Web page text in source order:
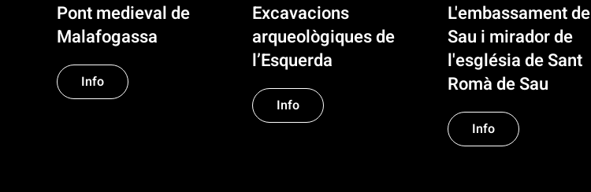
Pont medieval de
Malafogassa
Info
Excavacions
arqueològiques de
l’Esquerda
Info
L'embassament de
Sau i mirador de
l'església de Sant
Romà de Sau
Info